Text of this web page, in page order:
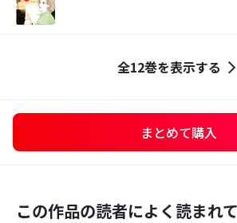
全12巻を表示する
まとめて購入
この作品の読者によく読まれ